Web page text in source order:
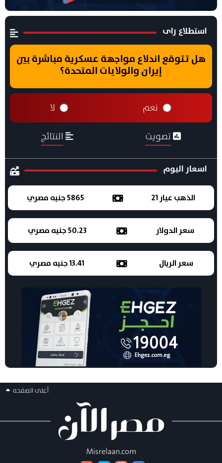
استطلاع راى
هل تتوقع اندلاع مواجهة عسكرية مباشرة بين
إيران والولايات المتحدة؟
نعم لا
تصويت النتائج
اسعار اليوم
الذهب عيار 21 5865 جنيه مصري
سعر الدولار 50.23 جنيه مصري
سعر الريال 13.41 جنيه مصري
أعلى الصفحه
Misrelaan.com